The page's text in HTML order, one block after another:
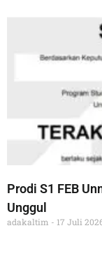
Prodi S1 FEB
Unggul
adakaltim 17 Juli